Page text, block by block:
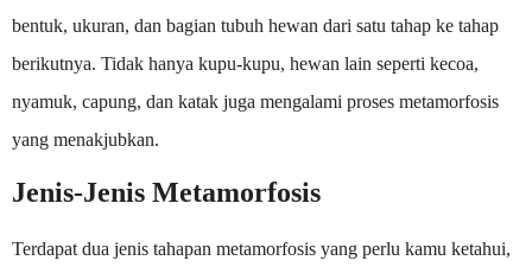
bentuk, ukuran, dan bagian tubuh hewan dari satu tahap ke tahap
berikutnya. Tidak hanya kupu-kupu, hewan lain seperti kecoa,
nyamuk, capung, dan katak juga mengalami proses metamorfosis
yang menakjubkan.
Jenis-Jenis Metamorfosis
Terdapat dua jenis tahapan metamorfosis yang perlu kamu ketahui,